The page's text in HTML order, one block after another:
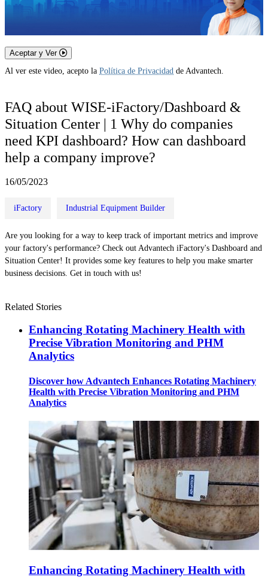
Aceptar y Ver
Al ver este video, acepto la Política de Privacidad de Advantech.
FAQ about WISE-iFactory/Dashboard &
Situation Center | 1 Why do companies
need KPI dashboard? How can dashboard
help a company improve?
16/05/2023
iFactory Industrial Equipment Builder
Are you looking for a way to keep track of important metrics and improve
your factory's performance? Check out Advantech iFactory's Dashboard and
Situation Center! It provides some key features to help you make smarter
business decisions. Get in touch with us!
Related Stories
Enhancing Rotating Machinery Health with
Precise Vibration Monitoring and PHM
Analytics
Discover how Advantech Enhances Rotating Machinery
Health with Precise Vibration Monitoring and PHM
Analytics
Enhancing Rotating Machinery Health with